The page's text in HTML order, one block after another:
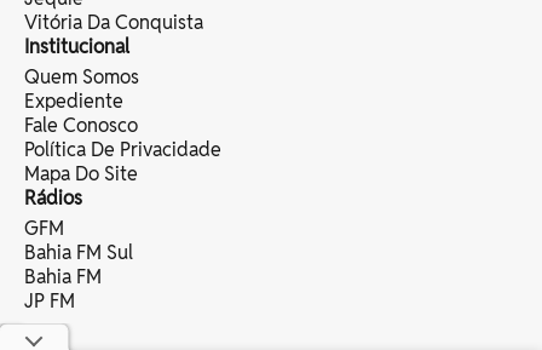
Vitória Da Conquista
Institucional
Quem Somos
Expediente
Fale Conosco
Política De Privacidade
Mapa Do Site
Rádios
GFM
Bahia FM Sul
Bahia FM
JP FM